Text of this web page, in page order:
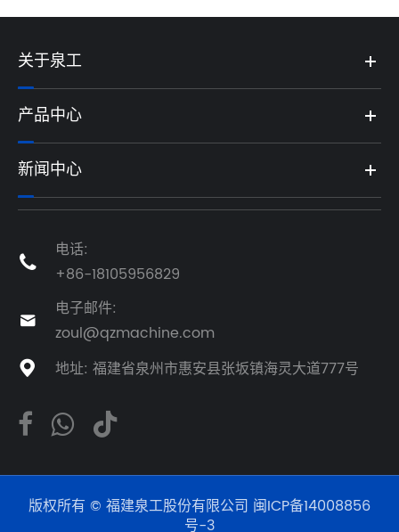
关于泉工
产品中心
新闻中心

电话:
+86-18105956829

电子邮件:
zoul@qzmachine.com
 地址: 福建省泉州市惠安县张坂镇海灵大道777号
版权所有 © 福建泉工股份有限公司 闽ICP备14008856
号-3